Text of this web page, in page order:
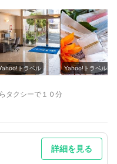
トラベル Yahoo!トラベル
タクシーで１０分
場40台あり。予約・再出庫時
できません。
詳細を見る